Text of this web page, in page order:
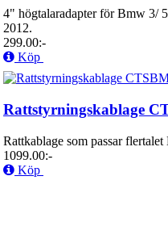
4" högtalaradapter för Bmw 3/
2012.
299.00:-
Köp
Rattstyrningskablage
Rattkablage som passar
1099.00:-
Köp